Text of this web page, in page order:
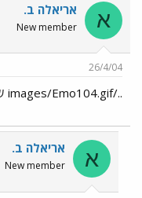
א אריאלה ב.
New member
26/4/04
../images/Emo104.gif שרשור יום העצמאות
א אריאלה ב.
New member